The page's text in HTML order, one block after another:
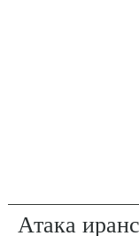
Атака